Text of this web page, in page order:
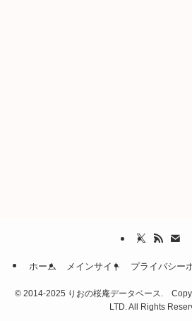
ホーム メインサイト プライバシー
©2014-2025 りおの桜庵データベース.
LTD. All Rights